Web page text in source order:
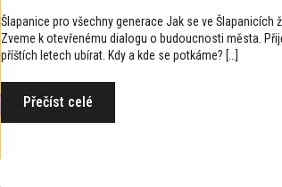
Šlapanice pro všechny generace Jak se ve
Zveme k otevřenému dialogu o budoucnosti města.
příštích letech ubírat. Kdy a kde se potkáme? […]
Přečíst celé